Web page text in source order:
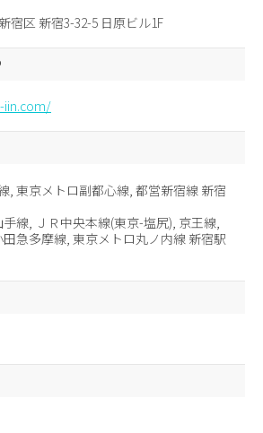
宿区 新宿3-32-5 日原ビル1F
iin.com/
, 東京メトロ副都心線, 都営新宿線 新宿
手線, ＪＲ中央本線(東京-塩尻), 京王線,
急多摩線, 東京メトロ丸ノ内線 新宿駅